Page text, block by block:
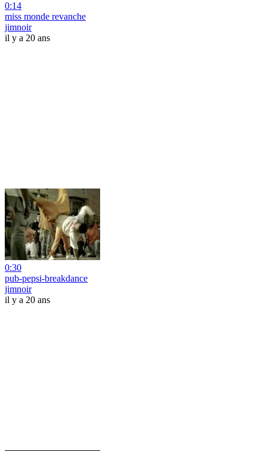
0:14
miss monde revanche
jimnoir
il y a 20 ans
0:30
pub-pepsi-breakdance
jimnoir
il y a 20 ans